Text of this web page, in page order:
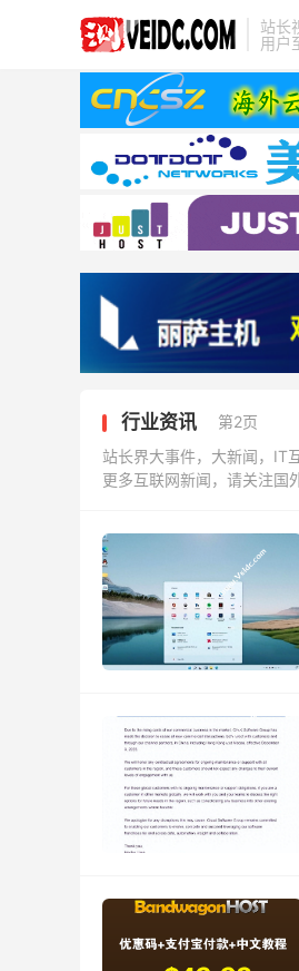
站长
用户
行业资讯
第2页
站长界大事件，大新闻，IT
更多互联网新闻，请关注国